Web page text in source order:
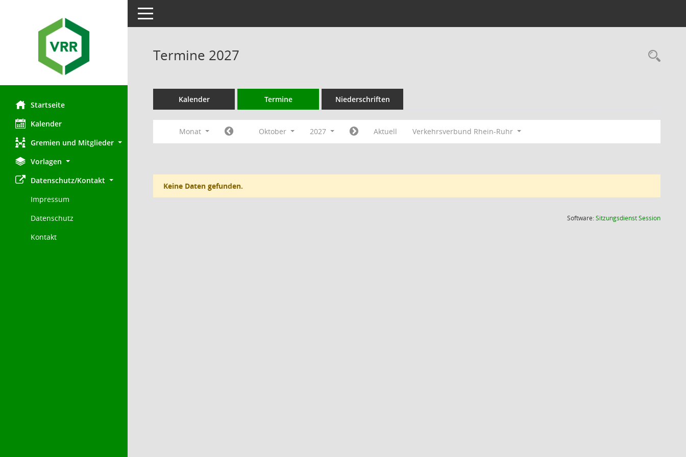
Startseite
Kalender
Gremien und Mitglieder
Vorlagen
Datenschutz/Kontakt
Impressum
Datenschutz
Kontakt
Toggle navigation
Termine 2027
Kalender Termine Niederschriften
Monat Oktober 2027 Aktuell Verkehrsverbund Rhein-Ruhr
Keine Daten gefunden.
Software:SitzungsdienstSession(Wird in